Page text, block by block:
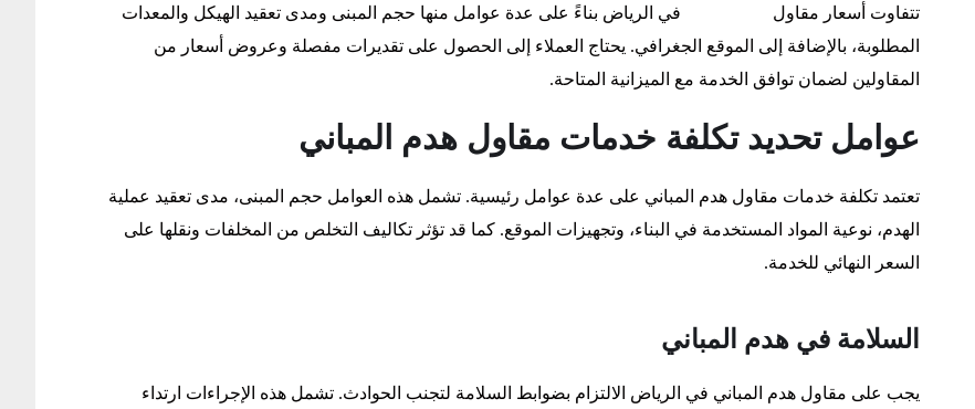
تتفاوت أسعار مقاول
في الرياض بناءً على عدة عوامل منها حجم المبنى ومدى تعقيد الهيكل والمعدات
المطلوبة، بالإضافة إلى الموقع الجغرافي. يحتاج العملاء إلى الحصول على تقديرات مفصلة وعروض أسعار من
المقاولين لضمان توافق الخدمة مع الميزانية المتاحة.
عوامل تحديد تكلفة خدمات مقاول هدم المباني
تعتمد تكلفة خدمات مقاول هدم المباني على عدة عوامل رئيسية. تشمل هذه العوامل حجم المبنى، مدى تعقيد عملية
الهدم، نوعية المواد المستخدمة في البناء، وتجهيزات الموقع. كما قد تؤثر تكاليف التخلص من المخلفات ونقلها على
السعر النهائي للخدمة.
السلامة في هدم المباني
يجب على مقاول هدم المباني في الرياض الالتزام بضوابط السلامة لتجنب الحوادث. تشمل هذه الإجراءات ارتداء